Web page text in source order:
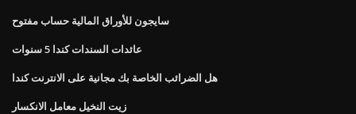
سايجون للأوراق المالية حساب مفتوح
عائدات السندات كندا 5 سنوات
هل الضرائب الخاصة بك مجانية على الانترنت كندا
زيت النخيل معامل الانكسار